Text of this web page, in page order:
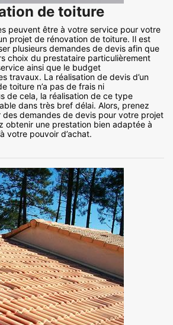
de toiture
peuvent être à votre service pour votre
projet de rénovation de toiture. Il est
plusieurs demandes de devis afin que
choix du prestataire particulièrement
ainsi que le budget
travaux. La réalisation de devis d’un
toiture n’a pas de frais ni
de cela, la réalisation de ce type
dans très bref délai. Alors, prenez
des demandes de devis pour votre projet
obtenir une prestation bien adaptée à
votre pouvoir d’achat.